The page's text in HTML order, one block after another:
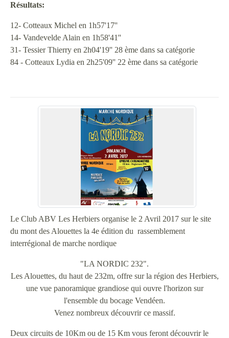
Résultats:
12- Cotteaux Michel en 1h57'17''
14- Vandevelde Alain en 1h58'41''
31- Tessier Thierry en 2h04'19'' 28 ème dans sa catégorie
84 - Cotteaux Lydia en 2h25'09'' 22 ème dans sa catégorie
Le Club ABV Les Herbiers organise le 2 Avril 2017 sur le site
du mont des Alouettes la 4e édition du rassemblement
interrégional de marche nordique
"LA NORDIC 232".
Les Alouettes, du haut de 232m, offre sur la région des Herbiers,
une vue panoramique grandiose qui ouvre l'horizon sur
l'ensemble du bocage Vendéen.
Venez nombreux découvrir ce massif.
Deux circuits de 10Km ou de 15 Km vous feront découvrir le